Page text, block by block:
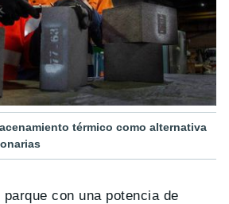
térmico como alternativa
con una potencia de